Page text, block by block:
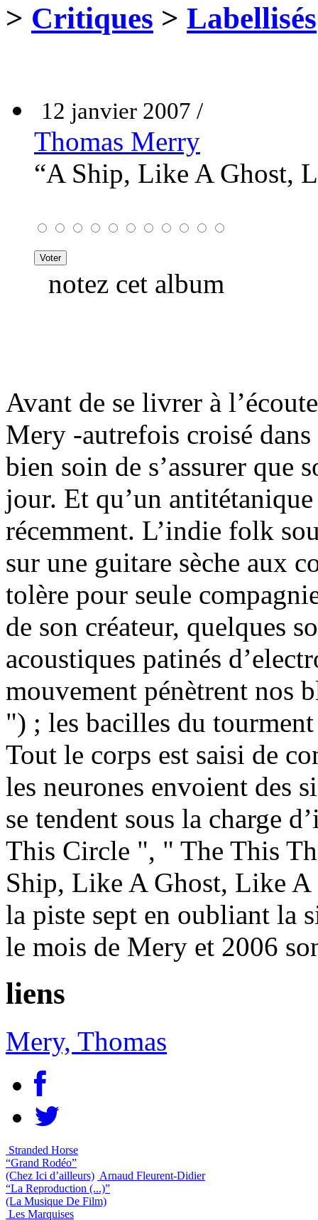
> Critiques > Labellisés
12 janvier 2007 /
Thomas Merry
“A Ship, Like A Ghost,
notez cet album
Avant de se livrer à
Mery -autrefois croisé
bien soin de s’assurer que
jour. Et qu’un
récemment. L’indie folk
sur une guitare sèche aux
tolère pour seule
de son créateur, quelques
acoustiques patinés
mouvement pénètrent nos
") ; les bacilles du
Tout le corps est saisi de
les neurones envoient des
se tendent sous la charge
This Circle ", " The This
Ship, Like A Ghost, Like A
la piste sept en oubliant la
le mois de Mery et 2006
liens
Mery, Thomas
Stranded Horse
“Grand Rodéo”
(Chez Ici d’ailleurs) Arnaud Fleurent-Didier
“La Reproduction (...)”
(La Musique De Film)
Les Marquises